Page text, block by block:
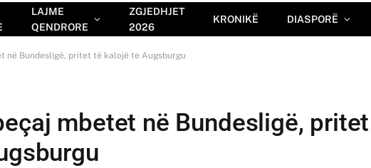
LAJME
QENDRORE
ZGJEDHJET
2026
KRONIKË DIASPORË
në Bundesligë, pritet të kalojë te Augsburgu
mbetet në Bundesligë,